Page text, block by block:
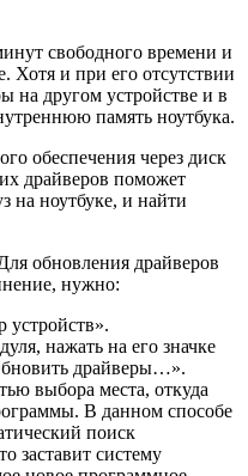
свободного времени и
Хотя и при его отсутствии
на другом устройстве и в
память ноутбука.
обеспечения через диск
драйверов поможет
на ноутбуке, и найти
обновления драйверов
нужно:
устройств».
нажать на его значке
драйверы…».
выбора места, откуда
В данном способе
поиск
заставит систему